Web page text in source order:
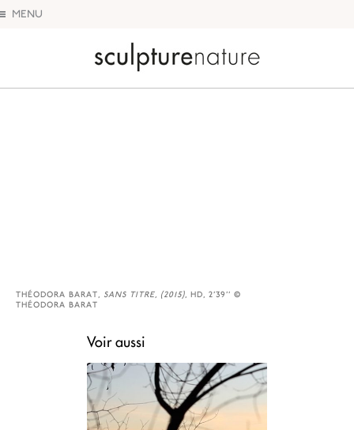
MENU
THÉODORA BARAT, SANS TITRE, (2015) , HD, 2'39'' ©
THÉODORA BARAT
Voir aussi